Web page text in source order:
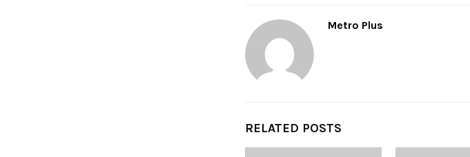
Metro Plus
RELATED POSTS